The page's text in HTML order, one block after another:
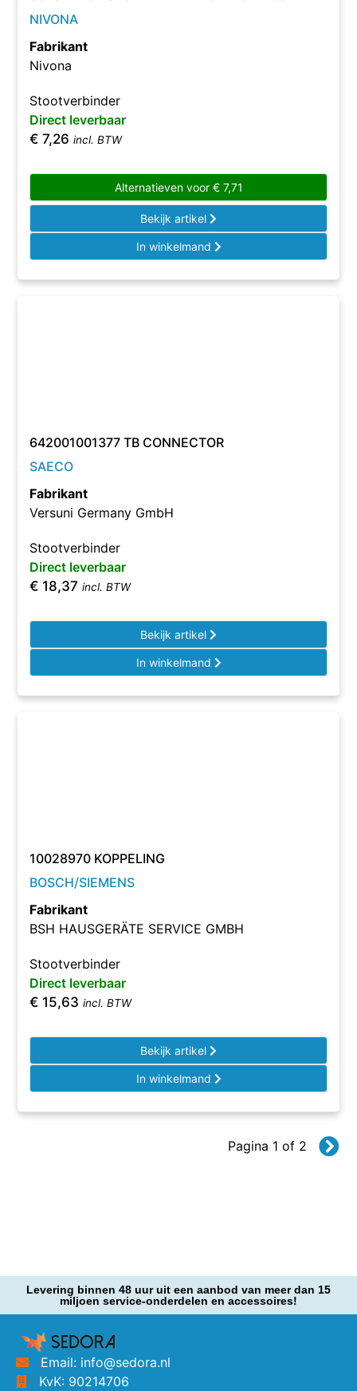
NIVONA
Fabrikant
Nivona
Stootverbinder
Direct leverbaar
€ 7,26 incl. BTW
Alternatieven voor €7,71
Bekijk artikel
In winkelmand
642001001377 TB CONNECTOR
SAECO
Fabrikant
Versuni Germany GmbH
Stootverbinder
Direct leverbaar
€ 18,37 incl. BTW
Bekijk artikel
In winkelmand
10028970 KOPPELING
BOSCH/SIEMENS
Fabrikant
BSH HAUSGERÄTE SERVICE GMBH
Stootverbinder
Direct leverbaar
€ 15,63 incl. BTW
Bekijk artikel
In winkelmand
Pagina 1 of 2
Levering binnen 48 uur uit een aanbod van meer dan 15
miljoen service-onderdelen en accessoires!
Email: info@sedora.nl
KvK: 90214706